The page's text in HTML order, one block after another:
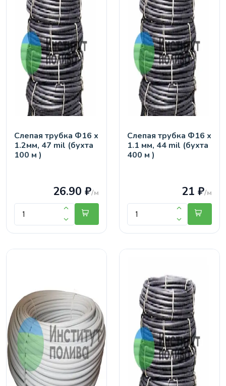
Слепая трубка Ф16 х
1.2мм, 47 mil (бухта
100 м )
26.90 ₽/м
Слепая трубка Ф16 х
1.1 мм, 44 mil (бухта
400 м )
21 ₽/м